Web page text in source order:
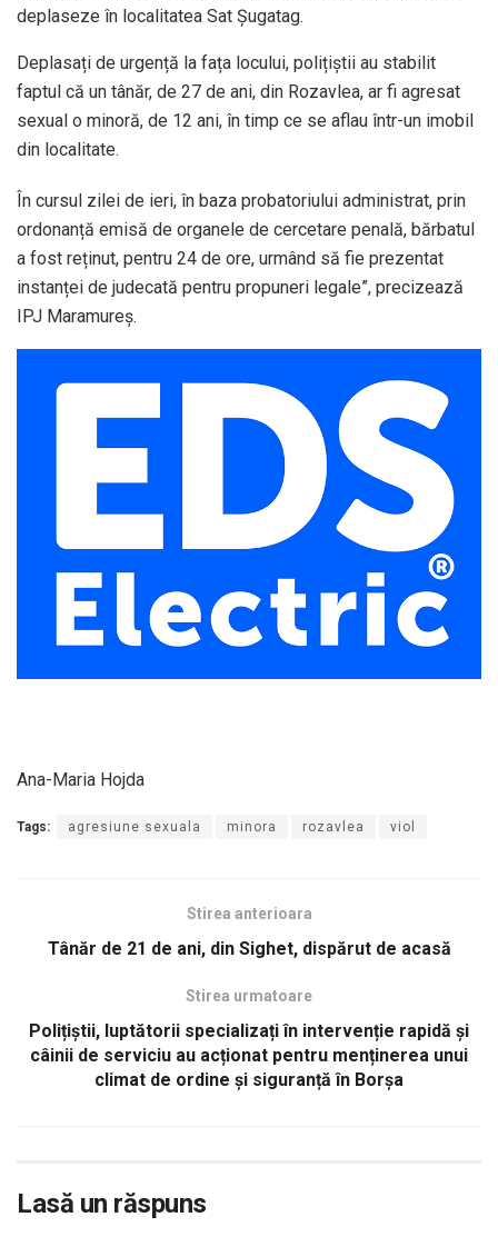
deplaseze în localitatea Sat Șugatag.
Deplasați de urgență la fața locului, polițiștii au stabilit
faptul că un tânăr, de 27 de ani, din Rozavlea, ar fi agresat
sexual o minoră, de 12 ani, în timp ce se aflau într-un imobil
din localitate.
În cursul zilei de ieri, în baza probatoriului administrat, prin
ordonanță emisă de organele de cercetare penală, bărbatul
a fost reținut, pentru 24 de ore, urmând să fie prezentat
instanței de judecată pentru propuneri legale”, precizează
IPJ Maramureș.
Ana-Maria Hojda
Tags: agresiune sexuala minora rozavlea viol
Stirea anterioara
Tânăr de 21 de ani, din Sighet, dispărut de acasă
Stirea urmatoare
Polițiștii, luptătorii specializați în intervenție rapidă și
câinii de serviciu au acționat pentru menținerea unui
climat de ordine și siguranță în Borşa
Lasă un răspuns